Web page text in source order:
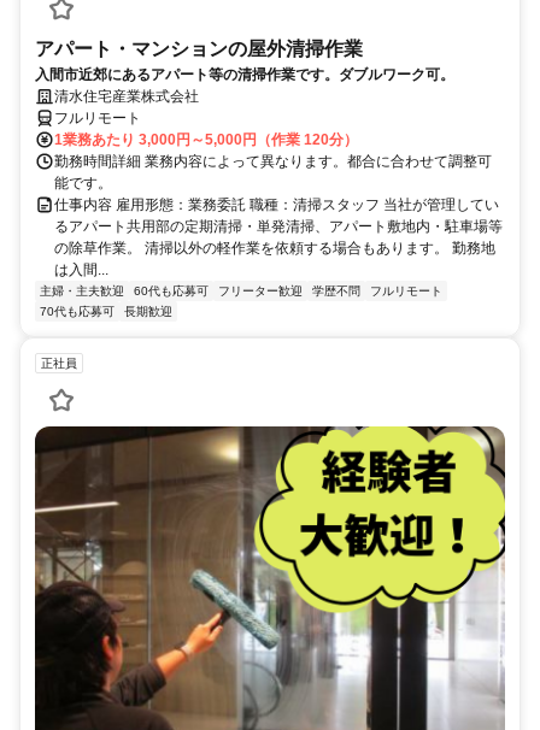
アパート・マンションの屋外清掃作業
入間市近郊にあるアパート等の清掃作業です。ダブルワーク可。
清水住宅産業株式会社
フルリモート
1業務あたり 3,000円～5,000円（作業 120分）
勤務時間詳細 業務内容によって異なります。都合に合わせて調整可
能です。
仕事内容 雇用形態：業務委託 職種：清掃スタッフ 当社が管理してい
るアパート共用部の定期清掃・単発清掃、アパート敷地内・駐車場等
の除草作業。 清掃以外の軽作業を依頼する場合もあります。 勤務地
は入間...
主婦・主夫歓迎 60代も応募可 フリーター歓迎 学歴不問
フルリモート
70代も応募可
長期歓迎
正社員